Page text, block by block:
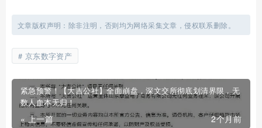
文章版权声明：除非注明，否则均为网络采集文章，侵权联系删除。
京东数字资产
紧急预警！【大吉公社】全面崩盘，深文交所彻底划清界限，无
数人血本无归！
« 上一篇 2个月前